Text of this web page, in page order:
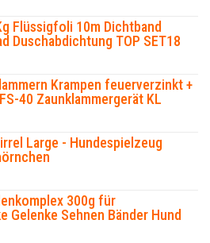
Flüssigfoli 10m Dichtband
Duschabdichtung TOP SET18
Krampen feuerverzinkt +
40 Zaunklammergerät KL
Large - Hundespielzeug
300g für
Gelenke Sehnen Bänder Hund